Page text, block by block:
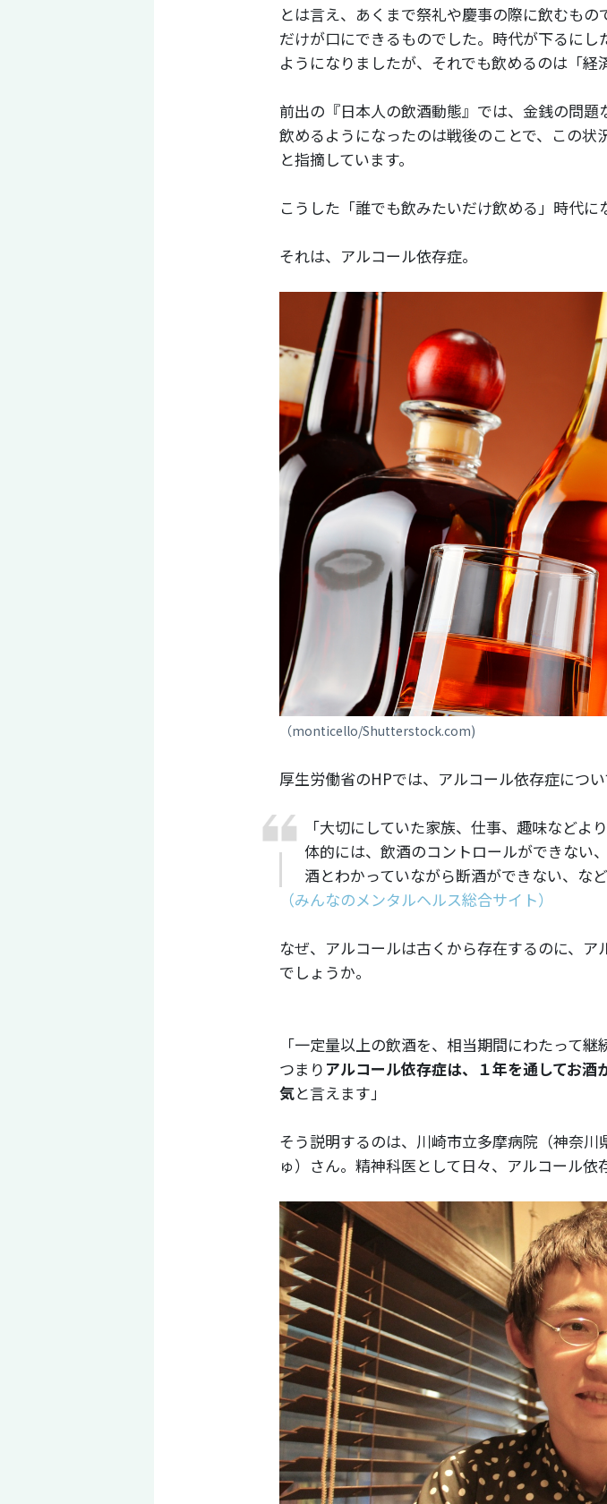
とは言え、あくまで祭礼や慶事の際に飲むも
だけが口にできるものでした。時代が下るに
ようになりましたが、それでも飲めるのは「経
前出の『日本人の飲酒動態』では、金銭の問
飲めるようになったのは戦後のことで、この状
と指摘しています。
こうした「誰でも飲みたいだけ飲める」時代に
それは、アルコール依存症。
（monticello/Shutterstock.com)
厚生労働省のHPでは、アルコール依存症につい
「大切にしていた家族、仕事、趣味など
体的には、飲酒のコントロールができない
酒とわかっていながら断酒ができない、な
（みんなのメンタルヘルス総合サイト）
なぜ、アルコールは古くから存在するのに、
でしょうか。
「一定量以上の飲酒を、相当期間にわたって
つまり アルコール依存症は、１年を通してお
気と言えます」
そう説明するのは、川崎市立多摩病院（神奈川
ゅ）さん。精神科医として日々、アルコール依